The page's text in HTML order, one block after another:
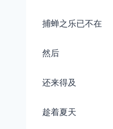
捕蝉之乐已不在
然后
还来得及
趁着夏天